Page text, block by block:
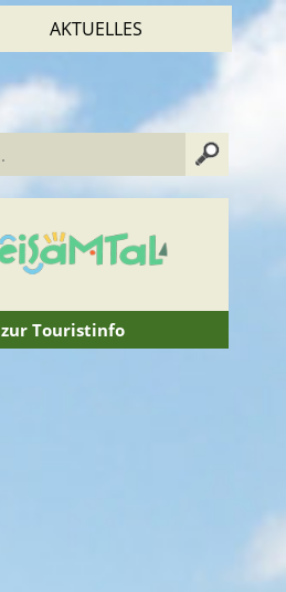
AKTUELLES
zur Touristinfo